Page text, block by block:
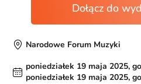
Dołącz do
Narodowe Forum Muzyki
poniedziałek 19 maja 2025,
poniedziałek 19 maja 2025,